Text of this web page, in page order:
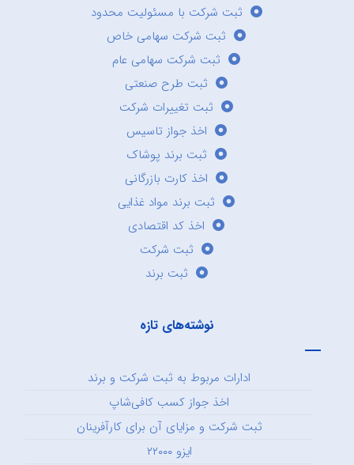
ثبت شرکت با مسئولیت محدود
ثبت شرکت سهامی خاص
ثبت شرکت سهامی عام
ثبت طرح صنعتی
ثبت تغییرات شرکت
اخذ جواز تاسیس
ثبت برند پوشاک
اخذ کارت بازرگانی
ثبت برند مواد غذایی
اخذ کد اقتصادی
ثبت شرکت
ثبت برند
نوشته‌های تازه
ادارات مربوط به ثبت شرکت و برند
اخذ جواز کسب کافی‌شاپ
ثبت شرکت و مزایای آن برای کارآفرینان
ایزو ۲۲۰۰۰